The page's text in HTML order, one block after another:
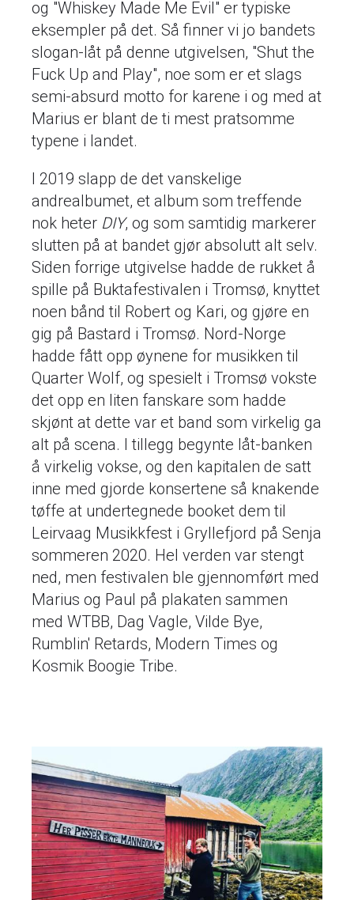
og "Whiskey Made Me Evil" er typiske
eksempler på det. Så finner vi jo bandets
slogan-låt på denne utgivelsen, "Shut the
Fuck Up and Play", noe som er et slags
semi-absurd motto for karene i og med at
Marius er blant de ti mest pratsomme
typene i landet.
I 2019 slapp de det vanskelige
andrealbumet, et album som treffende
nok heter DIY, og som samtidig markerer
slutten på at bandet gjør absolutt alt selv.
Siden forrige utgivelse hadde de rukket å
spille på Buktafestivalen i Tromsø, knyttet
noen bånd til Robert og Kari, og gjøre en
gig på Bastard i Tromsø. Nord-Norge
hadde fått opp øynene for musikken til
Quarter Wolf, og spesielt i Tromsø vokste
det opp en liten fanskare som hadde
skjønt at dette var et band som virkelig ga
alt på scena. I tillegg begynte låt-banken
å virkelig vokse, og den kapitalen de satt
inne med gjorde konsertene så knakende
tøffe at undertegnede booket dem til
Leirvaag Musikkfest i Gryllefjord på Senja
sommeren 2020. Hel verden var stengt
ned, men festivalen ble gjennomført med
Marius og Paul på plakaten sammen
med WTBB, Dag Vagle, Vilde Bye,
Rumblin' Retards, Modern Times og
Kosmik Boogie Tribe.